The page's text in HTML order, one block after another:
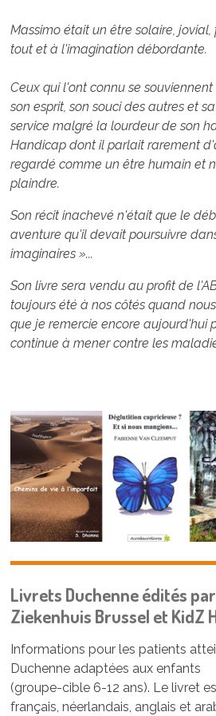
Massimo était un être solaire,
tout et à l'imagination débordante.
Ceux qui l'ont connu se
son esprit, son souci des autres et
service malgré la lourdeur de son
Handicap dont il parlait rarement
regardé comme un être humain et
plaindre.
Son récit inachevé n'était que le
aventure qu'il devait poursuivre
imaginaires »...
Son livre sera vendu au profit de
toujours été à nos côtés quand
que je remercie encore aujourd'hui
continue à mener contre les
Livrets Duchenne édités
Ziekenhuis Brussel et KidZ
Informations pour les patients
Duchenne adaptées aux enfants
(groupe-cible 6-12 ans). Le livret
français, néerlandais, anglais et